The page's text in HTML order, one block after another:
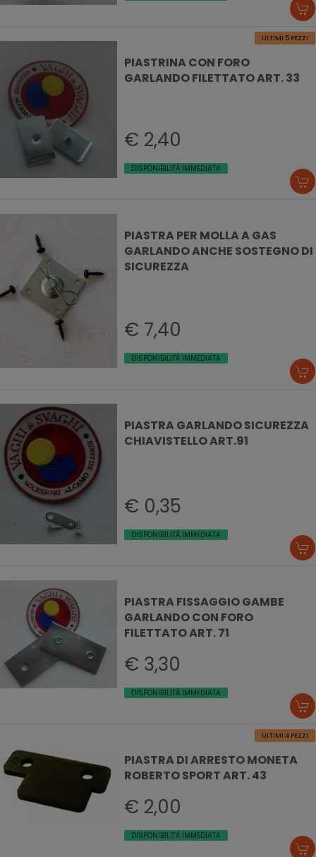
ULTIMI 5 PEZZI
PIASTRINA CON FORO
GARLANDO FILETTATO ART. 33
€ 2,40
DISPONIBILITÀ IMMEDIATA
PIASTRA PER MOLLA A GAS
GARLANDO ANCHE SOSTEGNO DI
SICUREZZA
€ 7,40
DISPONIBILITÀ IMMEDIATA
PIASTRA GARLANDO SICUREZZA
CHIAVISTELLO ART.91
€ 0,35
DISPONIBILITÀ IMMEDIATA
PIASTRA FISSAGGIO GAMBE
GARLANDO CON FORO
FILETTATO ART. 71
€ 3,30
DISPONIBILITÀ IMMEDIATA
ULTIMI 4 PEZZI
PIASTRA DI ARRESTO MONETA
ROBERTO SPORT ART. 43
€ 2,00
DISPONIBILITÀ IMMEDIATA